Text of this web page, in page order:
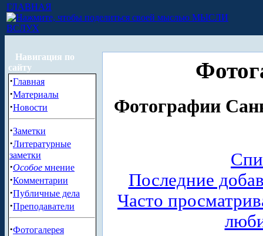
ГЛАВНАЯ
МЫСЛИ
ВСЛУХ
Навигация по
сайту
·Главная
·Материалы
·Новости
·Заметки
·Литературные
заметки
·Особое мнение
·Комментарии
·Публичные дела
·Преподаватели
·Фотогалерея
Фотографии
Последние
Часто